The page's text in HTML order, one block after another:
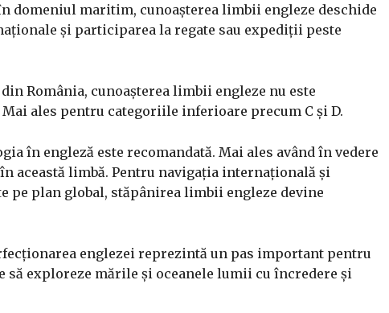
domeniul maritim, cunoașterea limbii engleze deschide
și participarea la regate sau expediții peste
România, cunoașterea limbii engleze nu este
ales pentru categoriile inferioare precum C și D.
în engleză este recomandată. Mai ales având în vedere
această limbă. Pentru navigația internațională și
pe plan global, stăpânirea limbii engleze devine
englezei reprezintă un pas important pentru
exploreze mările și oceanele lumii cu încredere și